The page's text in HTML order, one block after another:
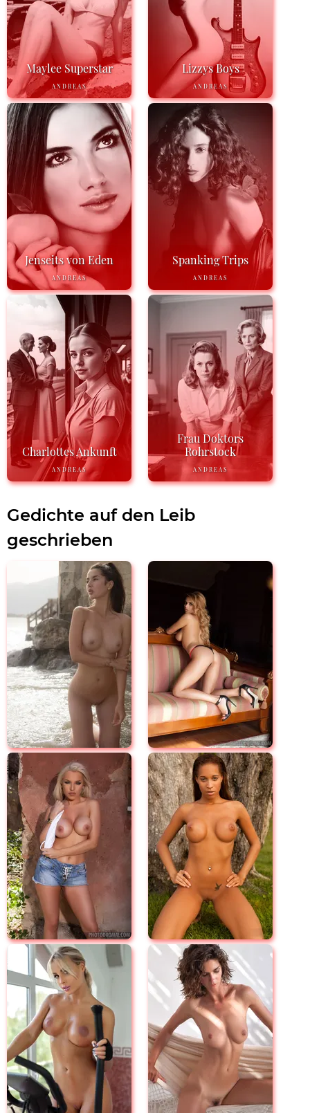
Maylee Superstar
ANDREAS
Lizzys Boys
ANDREAS
Jenseits von Eden
ANDREAS
Spanking Trips
ANDREAS
Charlottes Ankunft
ANDREAS
Frau Doktors
Rohrstock
ANDREAS
Gedichte auf den Leib
geschrieben